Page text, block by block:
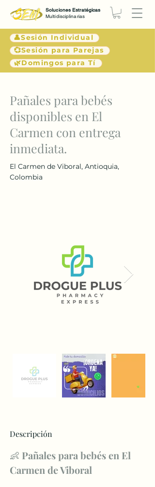
👤Sesión Individual
💞Sesión para Parejas
🌿Domingos para Tí
Soluciones Estratégicas
Multidisciplinarias
< Atrás
Pañales para bebés
disponibles en El
Carmen con entrega
inmediata.
El Carmen de Viboral, Antioquia,
Colombia
Descripción
👶 Pañales para bebés en El
Carmen de Viboral